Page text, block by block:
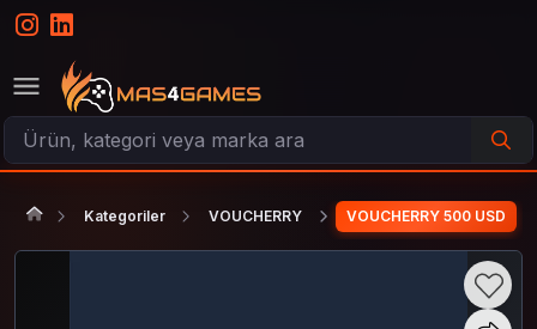
Kategoriler VOUCHERRY VOUCHERRY 500 USD